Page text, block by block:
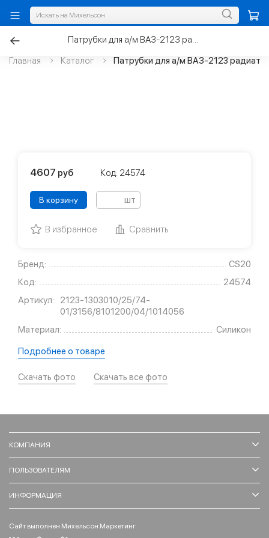
Главная Каталог Патрубки для а/м ВАЗ-2123
Бренд:
CS20
Код:
24574
Артикул:
2123-1303010/25/74-
01/3156/8101200/04/1014056
Материал:
Силикон
Подробнее о товаре
Скачать фото Скачать все фото
4607 руб Код: 24574
В корзину шт
В избранное Сравнить
КОМПАНИЯ
ПОЛЬЗОВАТЕЛЯМ
ИНФОРМАЦИЯ
Сайт выполнен Михельсон Маркетинг